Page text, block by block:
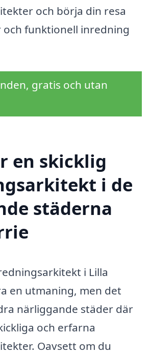
och börja din resa
och funktionell inredning
gratis och utan
en skicklig
i de
städerna
i Lilla
en utmaning, men det
närliggande städer där
och erfarna
Oavsett om du